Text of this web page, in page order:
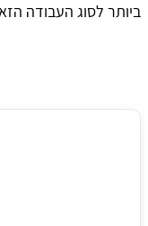
ביותר לסוג העבודה